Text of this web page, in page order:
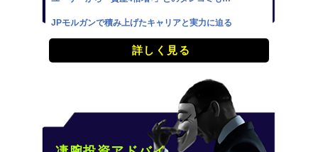
JPモルガンで積み上げたキャリアと実力に迫る
詳しく見る